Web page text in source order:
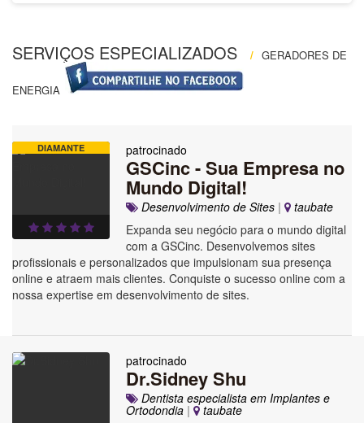
SERVIÇOS ESPECIALIZADOS / GERADORES DE
ENERGIA
DIAMANTE patrocinado
GSCinc - Sua Empresa no
Mundo Digital!
Desenvolvimento de Sites |
taubate
Expanda seu negócio para o mundo digital
com a GSCinc. Desenvolvemos sites
profissionais e personalizados que impulsionam sua presença
online e atraem mais clientes. Conquiste o sucesso online com a
nossa expertise em desenvolvimento de sites.
patrocinado
Dr.Sidney Shu
Dentista especialista em Implantes e
Ortodondia |
taubate